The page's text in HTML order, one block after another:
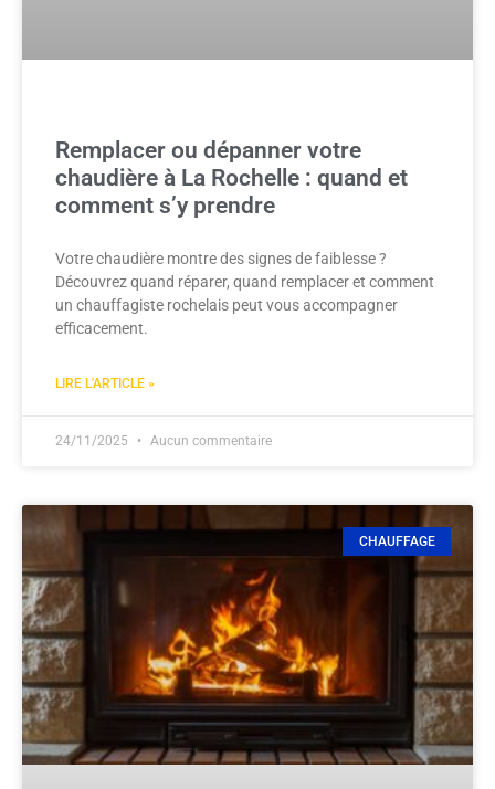
Remplacer ou dépanner votre
chaudière à La Rochelle : quand et
comment s’y prendre
Votre chaudière montre des signes de faiblesse ?
Découvrez quand réparer, quand remplacer et comment
un chauffagiste rochelais peut vous accompagner
efficacement.
LIRE L'ARTICLE »
24/11/2025 Aucun commentaire
CHAUFFAGE